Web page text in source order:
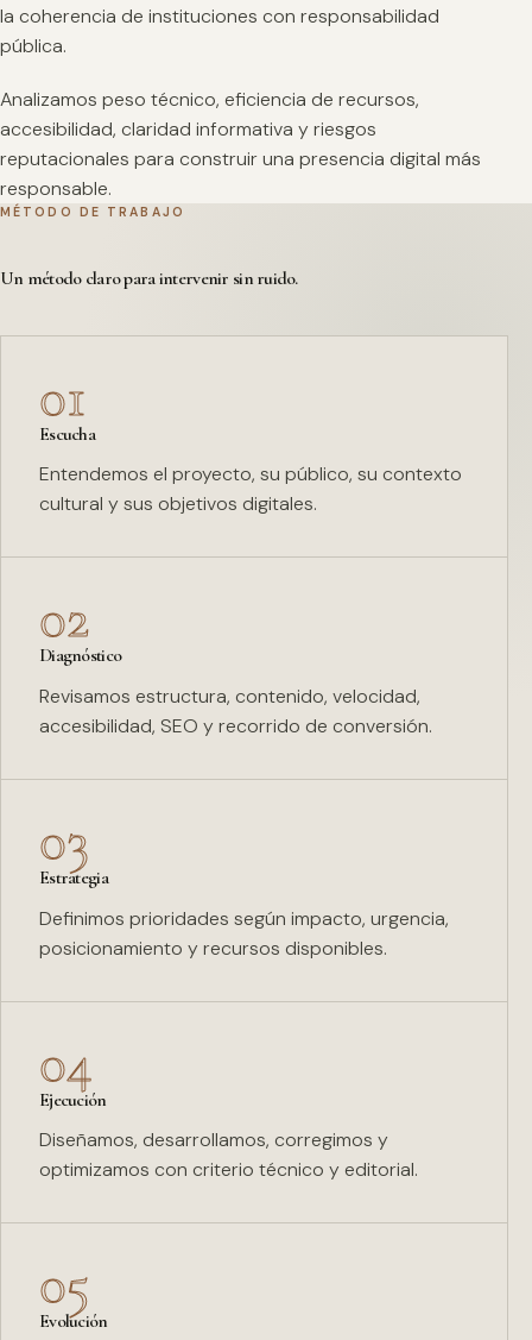
la coherencia de instituciones con responsabilidad
pública.
Analizamos peso técnico, eficiencia de recursos,
accesibilidad, claridad informativa y riesgos
reputacionales para construir una presencia digital más
responsable.
MÉTODO DE TRABAJO
Un método claro para intervenir sin ruido.
01
Escucha
Entendemos el proyecto, su público, su contexto
cultural y sus objetivos digitales.
02
Diagnóstico
Revisamos estructura, contenido, velocidad,
accesibilidad, SEO y recorrido de conversión.
03
Estrategia
Definimos prioridades según impacto, urgencia,
posicionamiento y recursos disponibles.
04
Ejecución
Diseñamos, desarrollamos, corregimos y
optimizamos con criterio técnico y editorial.
05
Evolución